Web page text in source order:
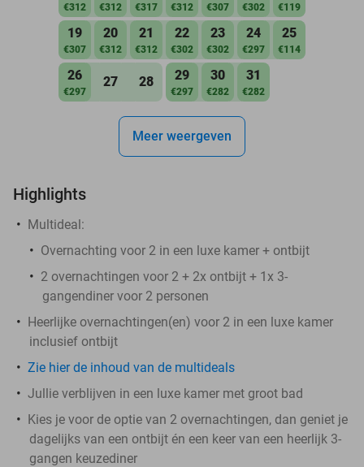
€312 €312 €317 €312 €307 €302 €119
19
€307
20
€312
21
€312
22
€302
23
€302
24
€297
25
€114
26
€297
27 28 29
€297
30
€282
31
€282
Meer weergeven
Highlights
Multideal:
Overnachting voor 2 in een luxe kamer + ontbijt
2 overnachtingen voor 2 + 2x ontbijt + 1x 3-
gangendiner voor 2 personen
Heerlijke overnachtingen(en) voor 2 in een luxe kamer
inclusief ontbijt
Zie hier de inhoud van de multideals
Jullie verblijven in een luxe kamer met groot bad
Kies je voor de optie van 2 overnachtingen, dan geniet je
dagelijks van een ontbijt én een keer van een heerlijk 3-
gangen keuzediner